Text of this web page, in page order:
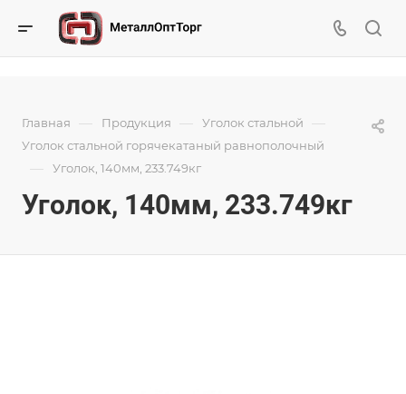
Главная — Продукция — Уголок стальной —
Уголок стальной горячекатаный равнополочный
— Уголок, 140мм, 233.749кг
Уголок, 140мм, 233.749кг